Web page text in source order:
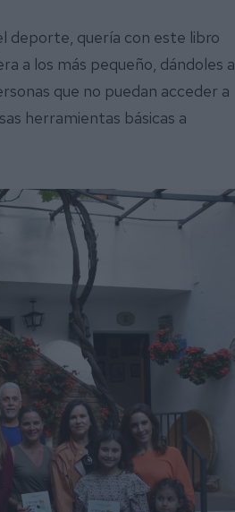
deporte, quería con este libro
a los más pequeño, dándoles a
que no puedan acceder a
herramientas básicas a